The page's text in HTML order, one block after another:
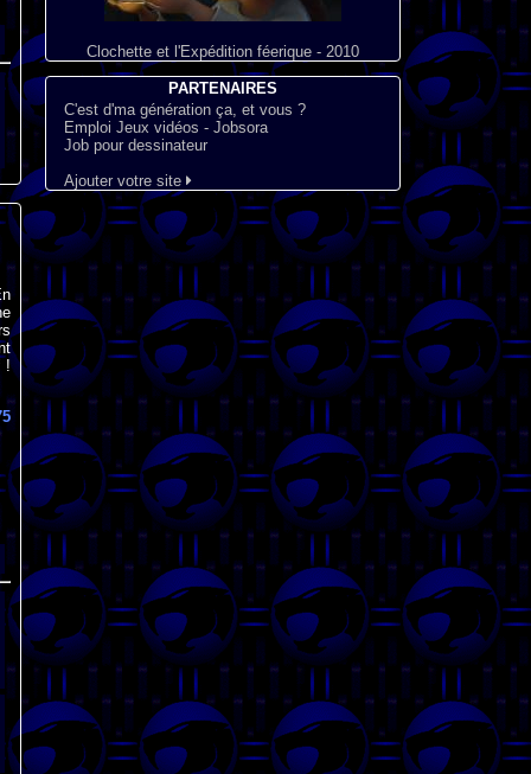
!
Clochette et l'Expédition féerique - 2010
PARTENAIRES
C'est d'ma génération ça, et vous ?
Emploi Jeux vidéos - Jobsora
Job pour dessinateur
Ajouter votre site